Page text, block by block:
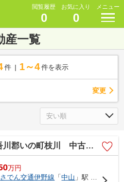
閲覧履歴
0
お気に入り
0
メニュー
産一覧
件 1～4 件を表示
変更
郡いの町枝川 中古住宅
万円
でん交通伊野線 「中山 」駅 徒歩4分